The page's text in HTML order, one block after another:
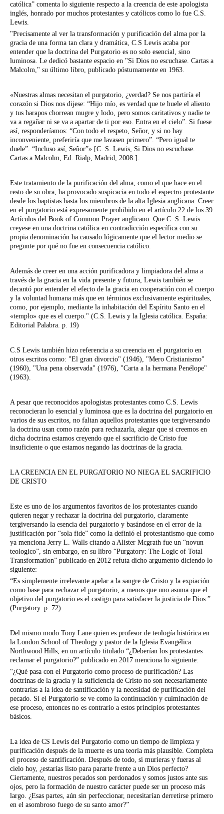
católica” comenta lo siguiente respecto a la creencia de este apologista
inglés, honrado por muchos protestantes y católicos como lo fue C.S.
Lewis.
"Precisamente al ver la transformación y purificación del alma por la
gracia de una forma tan clara y dramática, C.S Lewis acaba por
entender que la doctrina del Purgatorio es no solo esencial, sino
luminosa. Le dedicó bastante espacio en "Si Dios no escuchase. Cartas a
Malcolm," su último libro, publicado póstumamente en 1963.
«Nuestras almas necesitan el purgatorio, ¿verdad? Se nos partiría el
corazón si Dios nos dijese: “Hijo mío, es verdad que te huele el aliento
y tus harapos chorrean mugre y lodo, pero somos caritativos y nadie te
va a regañar ni se va a apartar de ti por eso. Entra en el cielo”. Si fuese
así, responderíamos: “Con todo el respeto, Señor, y si no hay
inconveniente, preferiría que me lavasen primero”. “Pero igual te
duele”. “Incluso así, Señor”» [C. S. Lewis, Si Dios no escuchase.
Cartas a Malcolm, Ed. Rialp, Madrid, 2008.].
Este tratamiento de la purificación del alma, como el que hace en el
resto de su obra, ha provocado suspicacia en todo el espectro protestante
desde los baptistas hasta los miembros de la alta Iglesia anglicana. Creer
en el purgatorio está expresamente prohibido en el artículo 22 de los 39
Artículos del Book of Common Prayer anglicano. Que C. S. Lewis
creyese en una doctrina católica en contradicción específica con su
propia denominación ha causado lógicamente que el lector medio se
pregunte por qué no fue en consecuencia católico.
Además de creer en una acción purificadora y limpiadora del alma a
través de la gracia en la vida presente y futura, Lewis también se
decantó por entender el efecto de la gracia en cooperación con el cuerpo
y la voluntad humana más que en términos exclusivamente espirituales,
como, por ejemplo, mediante la inhabitación del Espíritu Santo en el
«templo» que es el cuerpo." (C.S. Lewis y la Iglesia católica. España:
Editorial Palabra. p. 19)
C.S Lewis también hizo referencia a su creencia en el purgatorio en
otros escritos como: "El gran divorcio" (1946), "Mero Cristianismo"
(1960), "Una pena observada" (1976), "Carta a la hermana Penélope"
(1963).
A pesar que reconocidos apologistas protestantes como C.S. Lewis
reconocieran lo esencial y luminosa que es la doctrina del purgatorio en
varios de sus escritos, no faltan aquellos protestantes que tergiversando
la doctrina usan como razón para rechazarla, alegar que si creemos en
dicha doctrina estamos creyendo que el sacrificio de Cristo fue
insuficiente o que estamos negando las doctrinas de la gracia.
LA CREENCIA EN EL PURGATORIO NO NIEGA EL SACRIFICIO
DE CRISTO
Este es uno de los argumentos favoritos de los protestantes cuando
quieren negar y rechazar la doctrina del purgatorio, claramente
tergiversando la esencia del purgatorio y basándose en el error de la
justificación por “sola fide” como la definió el protestantismo que como
ya menciona Jerry L. Walls citando a Alister Mcgrath fue un “novun
teologico”, sin embargo, en su libro “Purgatory: The Logic of Total
Transformation” publicado en 2012 refuta dicho argumento diciendo lo
siguiente:
“Es simplemente irrelevante apelar a la sangre de Cristo y la expiación
como base para rechazar el purgatorio, a menos que uno asuma que el
objetivo del purgatorio es el castigo para satisfacer la justicia de Dios.”
(Purgatory. p. 72)
Del mismo modo Tony Lane quien es profesor de teología histórica en
la London School of Theology y pastor de la Iglesia Evangélica
Northwood Hills, en un artículo titulado “¿Deberían los protestantes
reclamar el purgatorio?” publicado en 2017 menciona lo siguiente:
“¿Qué pasa con el Purgatorio como proceso de purificación? Las
doctrinas de la gracia y la suficiencia de Cristo no son necesariamente
contrarias a la idea de santificación y la necesidad de purificación del
pecado. Si el Purgatorio se ve como la continuación y culminación de
ese proceso, entonces no es contrario a estos principios protestantes
básicos.
La idea de CS Lewis del Purgatorio como un tiempo de limpieza y
purificación después de la muerte es una teoría más plausible. Completa
el proceso de santificación. Después de todo, si murieras y fueras al
cielo hoy, ¿estarías listo para pararte frente a un Dios perfecto?
Ciertamente, nuestros pecados son perdonados y somos justos ante sus
ojos, pero la formación de nuestro carácter puede ser un proceso más
largo. ¿Esas partes, aún sin perfeccionar, necesitarían derretirse primero
en el asombroso fuego de su santo amor?”